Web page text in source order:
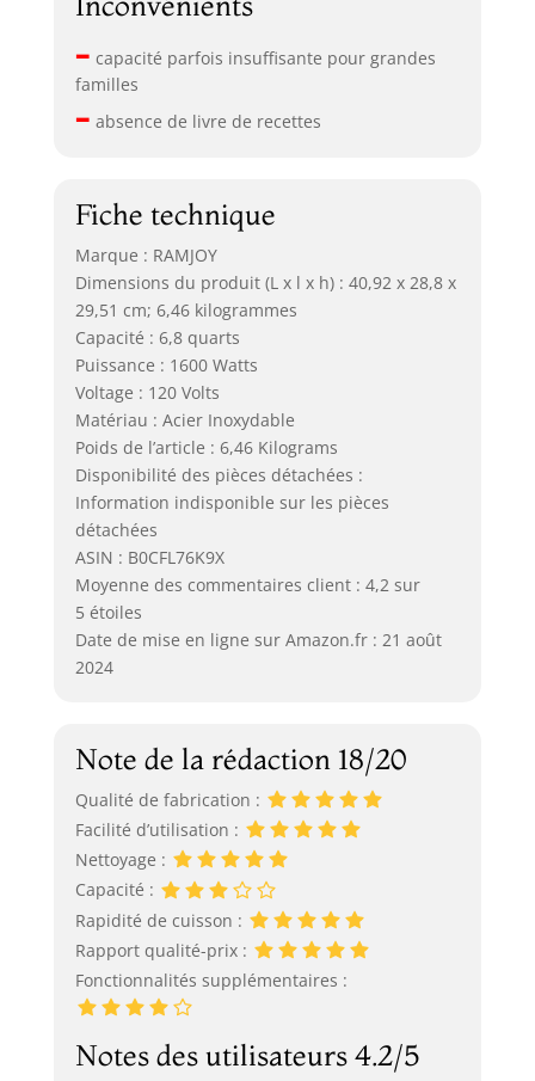
– capacité parfois insuffisante pour grandes
familles
– absence de livre de recettes
Fiche technique
Marque : RAMJOY
Dimensions du produit (L x l x h) : 40,92 x 28,8 x
29,51 cm; 6,46 kilogrammes
Capacité : 6,8 quarts
Puissance : 1600 Watts
Voltage : 120 Volts
Matériau : Acier Inoxydable
Poids de l’article : 6,46 Kilograms
Disponibilité des pièces détachées :
Information indisponible sur les pièces
détachées
ASIN : B0CFL76K9X
Moyenne des commentaires client : 4,2 sur
5 étoiles
Date de mise en ligne sur Amazon.fr : 21 août
2024
Note de la rédaction 18/20
Qualité de fabrication :
Facilité d’utilisation :
Nettoyage :
Capacité :
Rapidité de cuisson :
Rapport qualité-prix :
Fonctionnalités supplémentaires :
Notes des utilisateurs 4.2/5